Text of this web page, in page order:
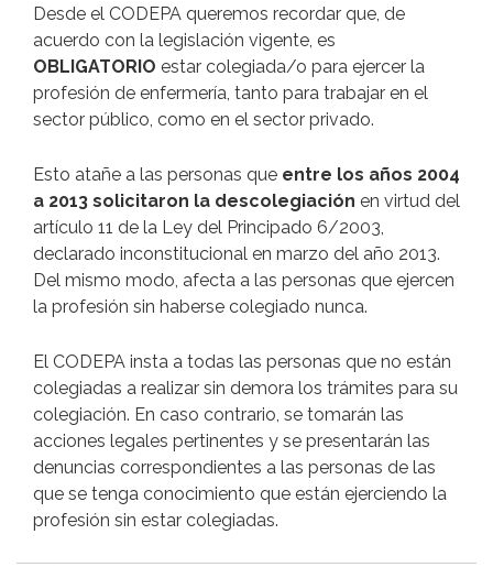
Desde el CODEPA queremos recordar que, de
acuerdo con la legislación vigente, es
OBLIGATORIO estar colegiada/o para ejercer la
profesión de enfermería, tanto para trabajar en el
sector público, como en el sector privado.
Esto atañe a las personas que entre los años 2004
a 2013 solicitaron la descolegiación en virtud del
artículo 11 de la Ley del Principado 6/2003,
declarado inconstitucional en marzo del año 2013.
Del mismo modo, afecta a las personas que ejercen
la profesión sin haberse colegiado nunca.
El CODEPA insta a todas las personas que no están
colegiadas a realizar sin demora los trámites para su
colegiación. En caso contrario, se tomarán las
acciones legales pertinentes y se presentarán las
denuncias correspondientes a las personas de las
que se tenga conocimiento que están ejerciendo la
profesión sin estar colegiadas.